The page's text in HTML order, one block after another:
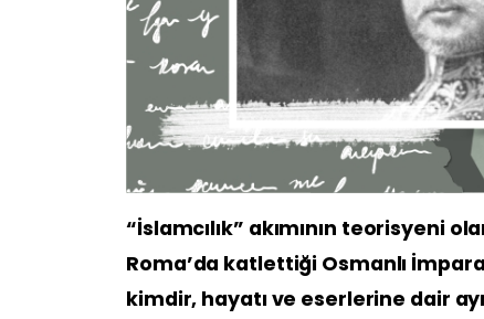
“İslamcılık” akımının teorisyeni
Roma’da katlettiği Osmanlı
kimdir, hayatı ve eserlerine dair